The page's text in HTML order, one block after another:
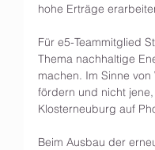
hohe Erträge
Für e5-Teammitglied
Thema nachhaltige
machen. Im Sinne
fördern und nicht
Klosterneuburg auf
Beim Ausbau der